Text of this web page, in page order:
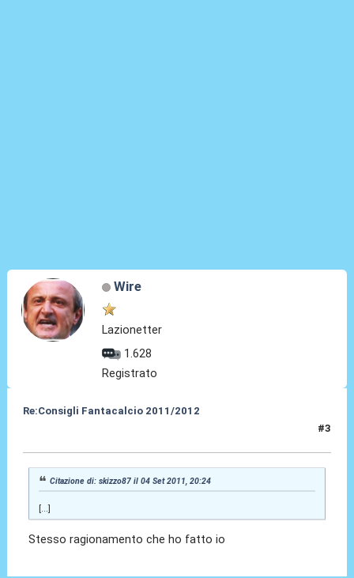
Wire
Lazionetter
1.628
Registrato
Re:Consigli Fantacalcio 2011/2012
#3
Citazione di: skizzo87 il 04 Set 2011, 20:24
[...]
Stesso ragionamento che ho fatto io